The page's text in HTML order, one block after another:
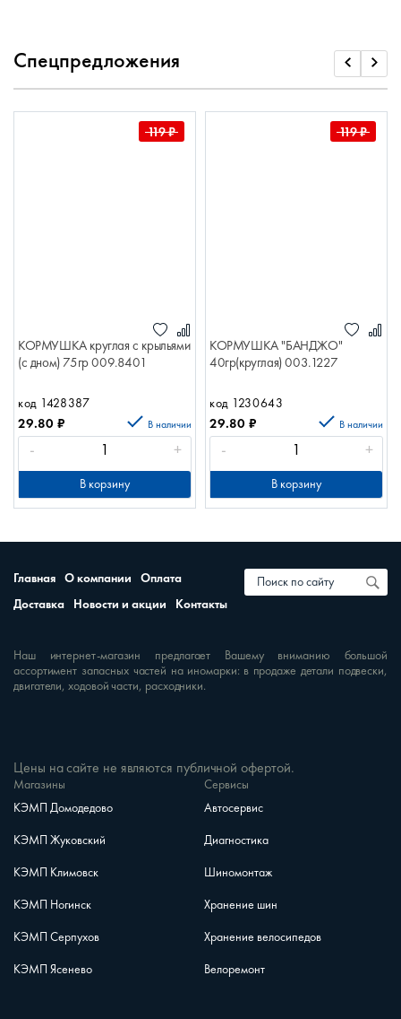
Спецпредложения
119₽
КОРМУШКА круглая с крыльями
(с дном) 75гр 009.8401
код 1428387
29.80 ₽ В наличии
- +
В корзину
119₽
КОРМУШКА "БАНДЖО"
40гр(круглая) 003.1227
код 1230643
29.80 ₽ В наличии
- +
В корзину
Главная О компании
Оплата
Доставка
Новости и акции Контакты
Магазины
КЭМП Домодедово
КЭМП Жуковский
КЭМП Климовск
КЭМП Ногинск
КЭМП Серпухов
КЭМП Ясенево
Сервисы
Автосервис
Диагностика
Шиномонтаж
Хранение шин
Хранение велосипедов
Велоремонт
Наш интернет-магазин предлагает Вашему вниманию большой
ассортимент запасных частей на иномарки: в продаже детали подвески,
двигатели, ходовой части, расходники.
Цены на сайте не являются публичной офертой.